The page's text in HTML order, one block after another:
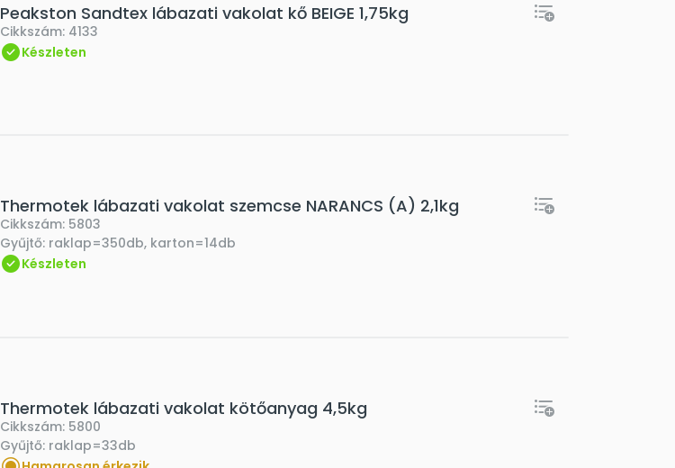
Peakston Sandtex lábazati vakolat kő BEIGE 1,75kg
Cikkszám: 4133
Készleten
Thermotek lábazati vakolat szemcse NARANCS (A) 2,1kg
Cikkszám: 5803
Gyűjtő: raklap=350db, karton=14db
Készleten
Thermotek lábazati vakolat kötőanyag 4,5kg
Cikkszám: 5800
Gyűjtő: raklap=33db